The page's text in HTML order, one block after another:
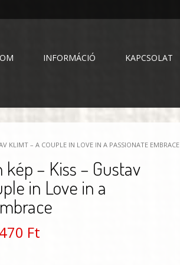
INFORMÁCIÓ KAPCSOLAT
KLIMT – A COUPLE IN LOVE IN A PASSIONATE EMBRACE
kép – Kiss – Gustav
in Love in a
Ft